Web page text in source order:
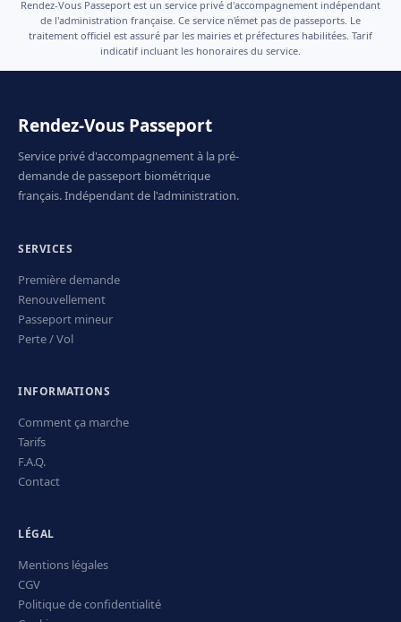
Rendez-Vous Passeport est un service privé d'accompagnement indépendant
de l'administration française. Ce service n'émet pas de passeports. Le
traitement officiel est assuré par les mairies et préfectures habilitées. Tarif
indicatif incluant les honoraires du service.
Rendez-Vous Passeport
Service privé d'accompagnement à la pré-
demande de passeport biométrique
français. Indépendant de l'administration.
SERVICES
Première demande
Renouvellement
Passeport mineur
Perte / Vol
INFORMATIONS
Comment ça marche
Tarifs
F.A.Q.
Contact
LÉGAL
Mentions légales
CGV
Politique de confidentialité